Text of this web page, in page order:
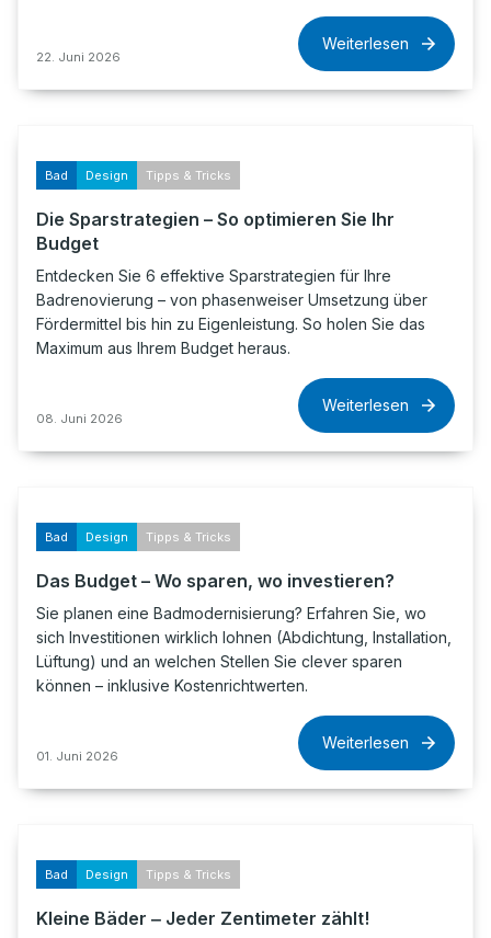
22. Juni 2026
Weiterlesen
Bad Design Tipps & Tricks
Die Sparstrategien – So optimieren Sie Ihr
Budget
Entdecken Sie 6 effektive Sparstrategien für Ihre
Badrenovierung – von phasenweiser Umsetzung über
Fördermittel bis hin zu Eigenleistung. So holen Sie das
Maximum aus Ihrem Budget heraus.
08. Juni 2026
Weiterlesen
Bad Design Tipps & Tricks
Das Budget – Wo sparen, wo investieren?
Sie planen eine Badmodernisierung? Erfahren Sie, wo
sich Investitionen wirklich lohnen (Abdichtung, Installation,
Lüftung) und an welchen Stellen Sie clever sparen
können – inklusive Kostenrichtwerten.
01. Juni 2026
Weiterlesen
Bad Design Tipps & Tricks
Kleine Bäder ‒ Jeder Zentimeter zählt!